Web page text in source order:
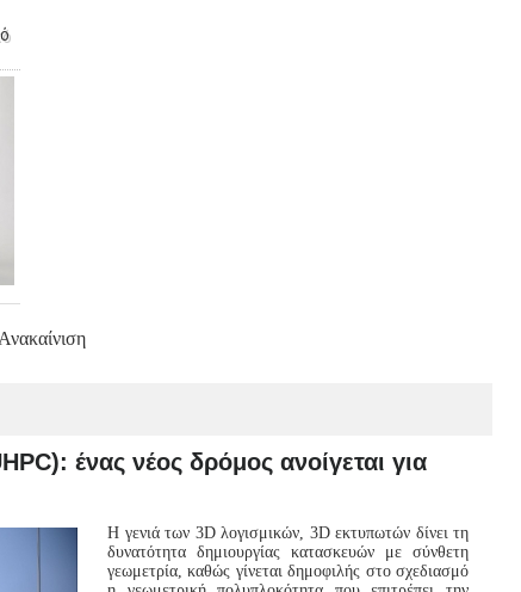
ένας νέος δρόμος ανοίγεται για
Η γενιά των 3D λογισμικών, 3D εκτυπωτών δίνει τη
δυνατότητα δημιουργίας κατασκευών με σύνθετη
γεωμετρία, καθώς γίνεται δημοφιλής στο σχεδιασμό